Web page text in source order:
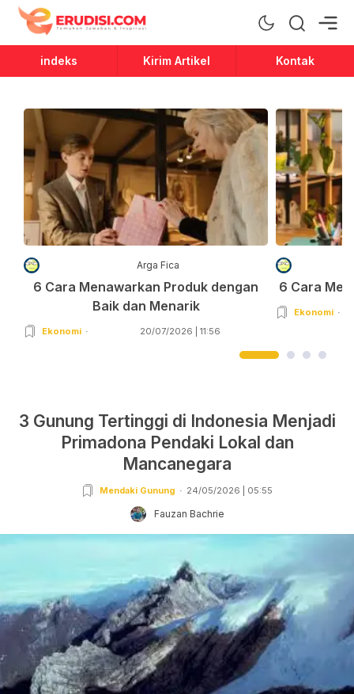
Erudisi
Temukan Jawaban dan Inspirasi
indeks Kirim Artikel Kontak
Arga Fica
6 Cara Menawarkan Produk dengan
Baik dan Menarik
Ekonomi 20/07/2026 | 11:56
6 Cara
Ekonomi
3 Gunung Tertinggi di Indonesia Menjadi
Primadona Pendaki Lokal dan
Mancanegara
Mendaki Gunung 24/05/2026 | 05:55
Fauzan Bachrie